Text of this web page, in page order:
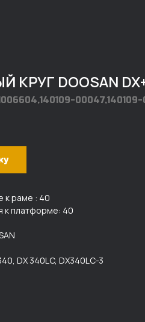
DOOSAN
к раме : 40
к платформе: 40
DX 340LC, DX340LC-3